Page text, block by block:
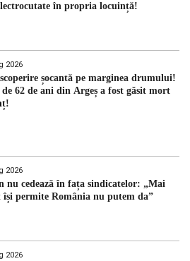
în propria locuință!
2026
șocantă pe marginea drumului!
62 de ani din Argeș a fost găsit mort
2026
nu cedează în fața sindicatelor: „Mai
își permite România nu putem da”
2026